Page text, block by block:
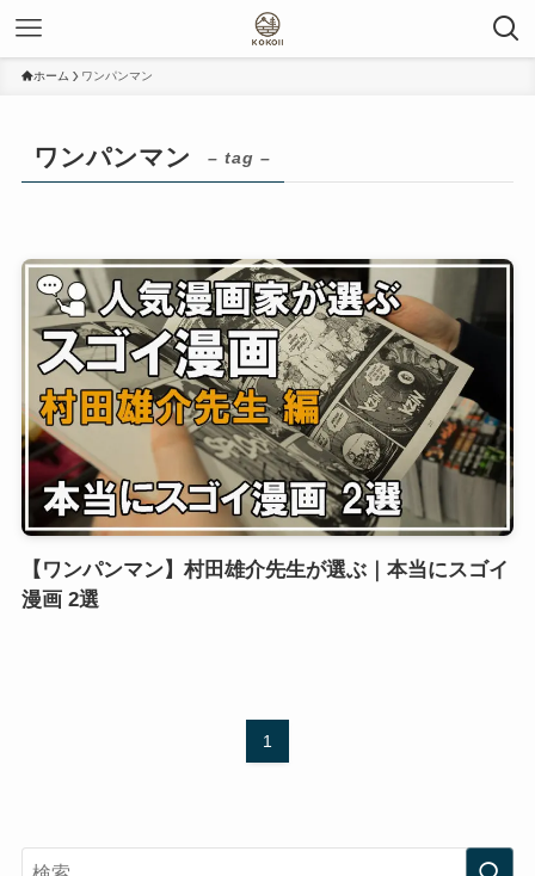
ホーム ワンパンマン
ワンパンマン – tag –
【ワンパンマン】村田雄介先生が選ぶ｜本当にスゴイ
漫画 2選
1